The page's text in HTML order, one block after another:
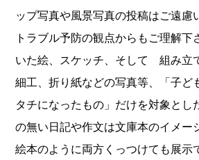
ップ写真や風景写真の投稿はご遠慮
トラブル予防の観点からもご理解下
いた絵、スケッチ、そして 組み立
細工、折り紙などの写真等、「子ど
タチになったもの」だけを対象とし
の無い日記や作文は文庫本のイメー
絵本のように両方くっつけても展示